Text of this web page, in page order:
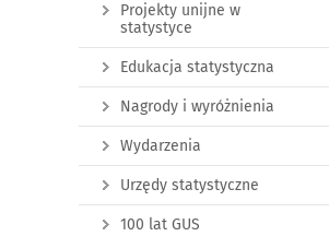
Projekty unijne w
statystyce
Edukacja statystyczna
Nagrody i wyróżnienia
Wydarzenia
Urzędy statystyczne
100 lat GUS